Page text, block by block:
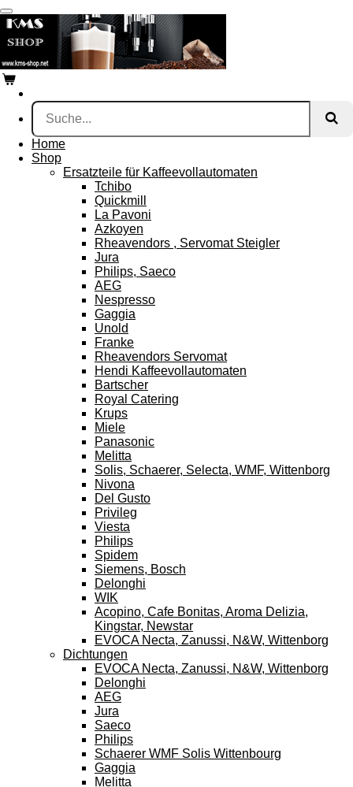
Zum
Hauptinhalt
springen
Home
Shop
Ersatzteile für Kaffeevollautomaten
Tchibo
Quickmill
La Pavoni
Azkoyen
Rheavendors , Servomat Steigler
Jura
Philips, Saeco
AEG
Nespresso
Gaggia
Unold
Franke
Rheavendors Servomat
Hendi Kaffeevollautomaten
Bartscher
Royal Catering
Krups
Miele
Panasonic
Melitta
Solis, Schaerer, Selecta, WMF, Wittenborg
Nivona
Del Gusto
Privileg
Viesta
Philips
Spidem
Siemens, Bosch
Delonghi
WIK
Acopino, Cafe Bonitas, Aroma Delizia,
Kingstar, Newstar
EVOCA Necta, Zanussi, N&W, Wittenborg
Dichtungen
EVOCA Necta, Zanussi, N&W, Wittenborg
Delonghi
AEG
Jura
Saeco
Philips
Schaerer WMF Solis Wittenbourg
Gaggia
Melitta